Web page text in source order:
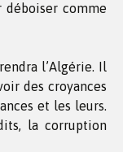
déboiser comme
l’Algérie. Il
des croyances
et les leurs.
la corruption